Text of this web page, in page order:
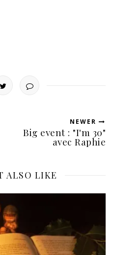
NEWER
Big event : "I'm 30"
avec Raphie
ALSO LIKE